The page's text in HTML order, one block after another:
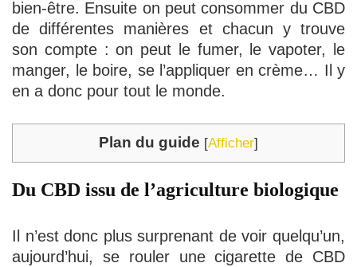
bien-être. Ensuite on peut consommer du CBD
de différentes manières et chacun y trouve
son compte : on peut le fumer, le vapoter, le
manger, le boire, se l’appliquer en crème… Il y
en a donc pour tout le monde.
Plan du guide [Afficher]
Du CBD issu de l’agriculture biologique
Il n’est donc plus surprenant de voir quelqu’un,
aujourd’hui, se rouler une cigarette de CBD